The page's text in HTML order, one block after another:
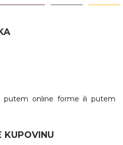
putem online forme ili putem
KUPOVINU